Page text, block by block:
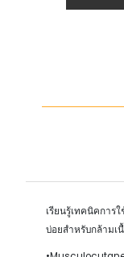
เรียนรู้เทคนิคกา
บ่อยสำหรับกล้ามเ